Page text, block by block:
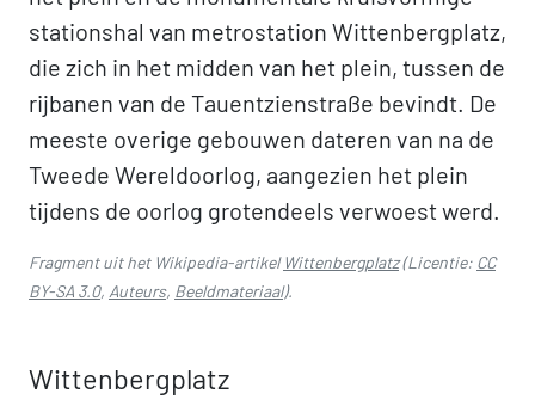
stationshal van metrostation Wittenbergplatz,
die zich in het midden van het plein, tussen de
rijbanen van de Tauentzienstraße bevindt. De
meeste overige gebouwen dateren van na de
Tweede Wereldoorlog, aangezien het plein
tijdens de oorlog grotendeels verwoest werd.
Fragment uit het Wikipedia-artikelWittenbergplatz(Licentie: CC
BY-SA 3.0, Auteurs, Beeldmateriaal).
Wittenbergplatz